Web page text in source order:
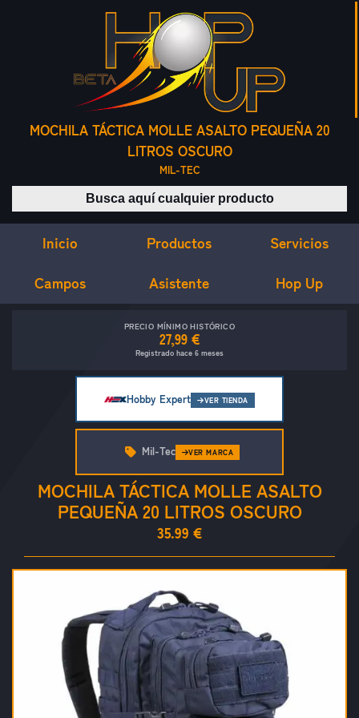
MOCHILA TÁCTICA MOLLE ASALTO PEQUEÑA 20
LITROS OSCURO
MIL-TEC
Buscar productos
Inicio Productos Servicios
Campos Asistente Hop Up
PRECIO MÍNIMO HISTÓRICO
27,99 €
Registrado hace 6 meses
Hobby Expert VER TIENDA
MOCHILA TÁCTICA MOLLE ASALTO
PEQUEÑA 20 LITROS OSCURO
35.99 €
Mil-Tec VER MARCA